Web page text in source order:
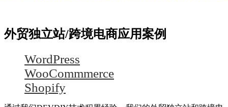
外贸独立站/跨境电商应用案例
WordPress
WooCommmerce
Shopify